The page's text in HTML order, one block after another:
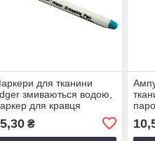
для тканини
змиваються водою,
для кравця
₴